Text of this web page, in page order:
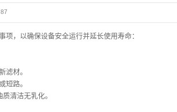
87
项，以确保设备安全运行并延长使用寿命：
材。
路。
清洁无乳化。